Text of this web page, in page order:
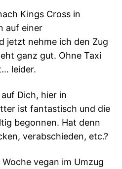
Kings Cross in
auf einer
jetzt nehme ich den Zug
ganz gut. Ohne Taxi
leider.
Dich, hier in
ist fantastisch und die
begonnen. Hat denn
verabschieden, etc.?
vegan im Umzug